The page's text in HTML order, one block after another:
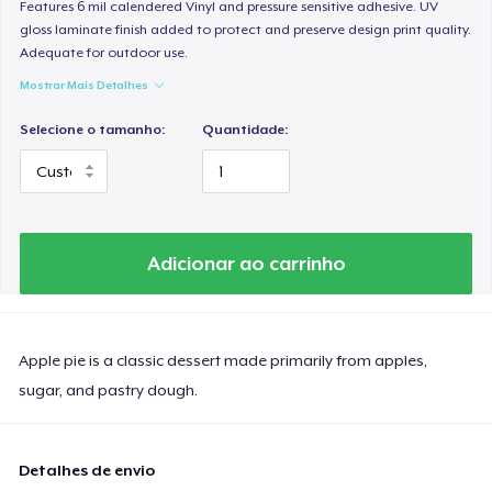
Features 6 mil calendered Vinyl and pressure sensitive adhesive. UV
gloss laminate finish added to protect and preserve design print quality.
Adequate for outdoor use.
Mostrar Mais Detalhes
Selecione o tamanho: Quantidade:
Adicionar ao carrinho
Apple pie is a classic dessert made primarily from apples,
sugar, and pastry dough.
Detalhes de envio
Women's Classic Tee
US$ 21,99
Classic Long Sleeve Tee